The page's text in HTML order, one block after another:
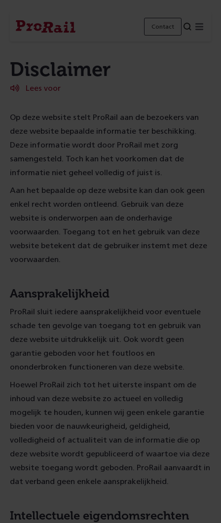
Navigatie
Homepage Contact
Disclaimer
Lees voor
Op deze website stelt ProRail aan de bezoekers van
deze website bepaalde informatie ter beschikking.
Deze informatie wordt door ProRail met zorg
samengesteld. Toch kan het voorkomen dat de
informatie niet geheel volledig of juist is.
Aan het bepaalde op deze website kan dan ook geen
enkel recht worden ontleend. Gebruik van deze
website is onderworpen aan de onderhavige
voorwaarden. Toegang tot en het gebruik van deze
website betekent dat de gebruiker instemt met deze
voorwaarden.
Aansprakelijkheid
ProRail sluit iedere aansprakelijkheid voor eventuele
schade ten gevolge van toegang tot en gebruik van
deze website uitdrukkelijk uit. Ook wordt geen
garantie geboden voor het foutloos en
ononderbroken functioneren van deze website.
Hoewel ProRail zich tot het uiterste inspant om de
inhoud van deze website zo actueel en volledig
mogelijk te houden, kunnen wij geen enkele garantie
bieden voor de nauwkeurigheid, geldigheid,
volledigheid of actualiteit van de informatie die op
deze website wordt gepubliceerd of waartoe via deze
website toegang wordt geboden. ProRail aanvaardt in
dat verband geen enkele aansprakelijkheid.
Intellectuele eigendomsrechten